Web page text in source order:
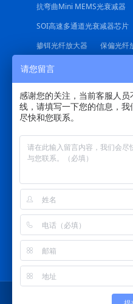
抗弯曲Mini MEMS光衰减器
SOI高速多通道光衰减器芯片
掺铒光纤放大器
保偏光纤
1550nm光纤拉曼放大器
光纤耦合器
起偏器 偏
红光笔
DFB激光器模块
射频微波功率放大器
射
射频微波光纤延迟线（带放大
低噪声PIN平衡探测器
保
手动可调光纤滤波器
声光驱动电源
多功能光时域反射仪4.3寸
请您留言
感谢您的关注，当前客服人员
线，请填写一下您的信息，我
尽快和您联系。